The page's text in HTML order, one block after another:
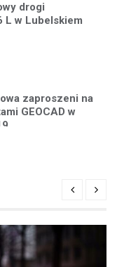
drogi
L w Lubelskiem
zaproszeni na
GEOCAD w